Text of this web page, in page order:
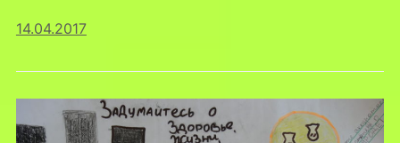
14.04.2017